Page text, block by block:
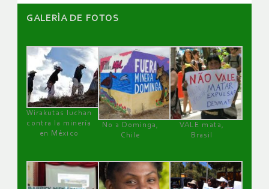
GALERÌA DE FOTOS
Wirakutas luchan
contra la minería
en México
No a Dominga,
Chile
VALE mata,
Brasil